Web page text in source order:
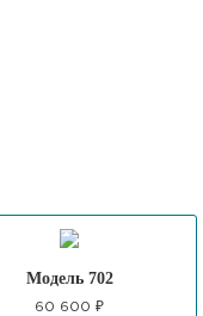
Модель 702
60 600 ₽